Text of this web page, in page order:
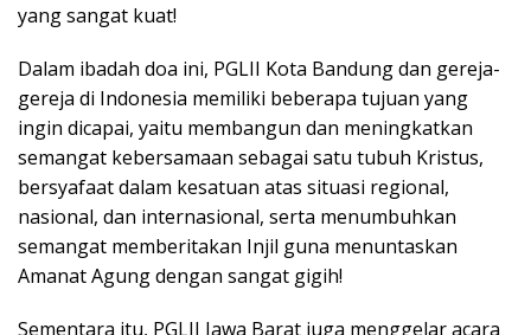
yang sangat kuat!
Dalam ibadah doa ini, PGLII Kota Bandung dan gereja-
gereja di Indonesia memiliki beberapa tujuan yang
ingin dicapai, yaitu membangun dan meningkatkan
semangat kebersamaan sebagai satu tubuh Kristus,
bersyafaat dalam kesatuan atas situasi regional,
nasional, dan internasional, serta menumbuhkan
semangat memberitakan Injil guna menuntaskan
Amanat Agung dengan sangat gigih!
Sementara itu, PGLII Jawa Barat juga menggelar acara